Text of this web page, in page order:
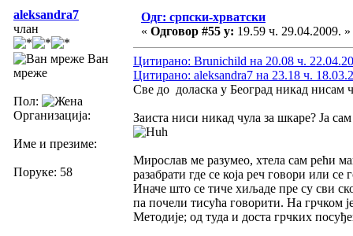
aleksandra7
члан
Ван
мреже
Пол:
Организација:
Име и презиме:
Поруке: 58
Одг: српски-хрватски
« Одговор #55 у: 19.59 ч. 29.04.2009. »
Цитирано: Brunichild на 20.08 ч.
Цитирано: aleksandra7 на 23.18 ч.
Све до доласка у Београд никад нисам
Заиста ниси никад чула за шкаре? Ја
Мирослав ме разумео, хтела сам рећи
разабрати где се која реч говори или
Иначе што се тиче хиљаде пре су сви
па почели тисућа говорити. На грчком
Методије; од туда и доста грчких